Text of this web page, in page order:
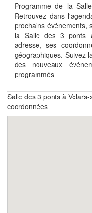
Programme de la
Retrouvez dans
prochains événements,
la Salle des 3 ponts
adresse, ses
géographiques. Suivez
des nouveaux
programmés.
Salle des 3 ponts à
coordonnées